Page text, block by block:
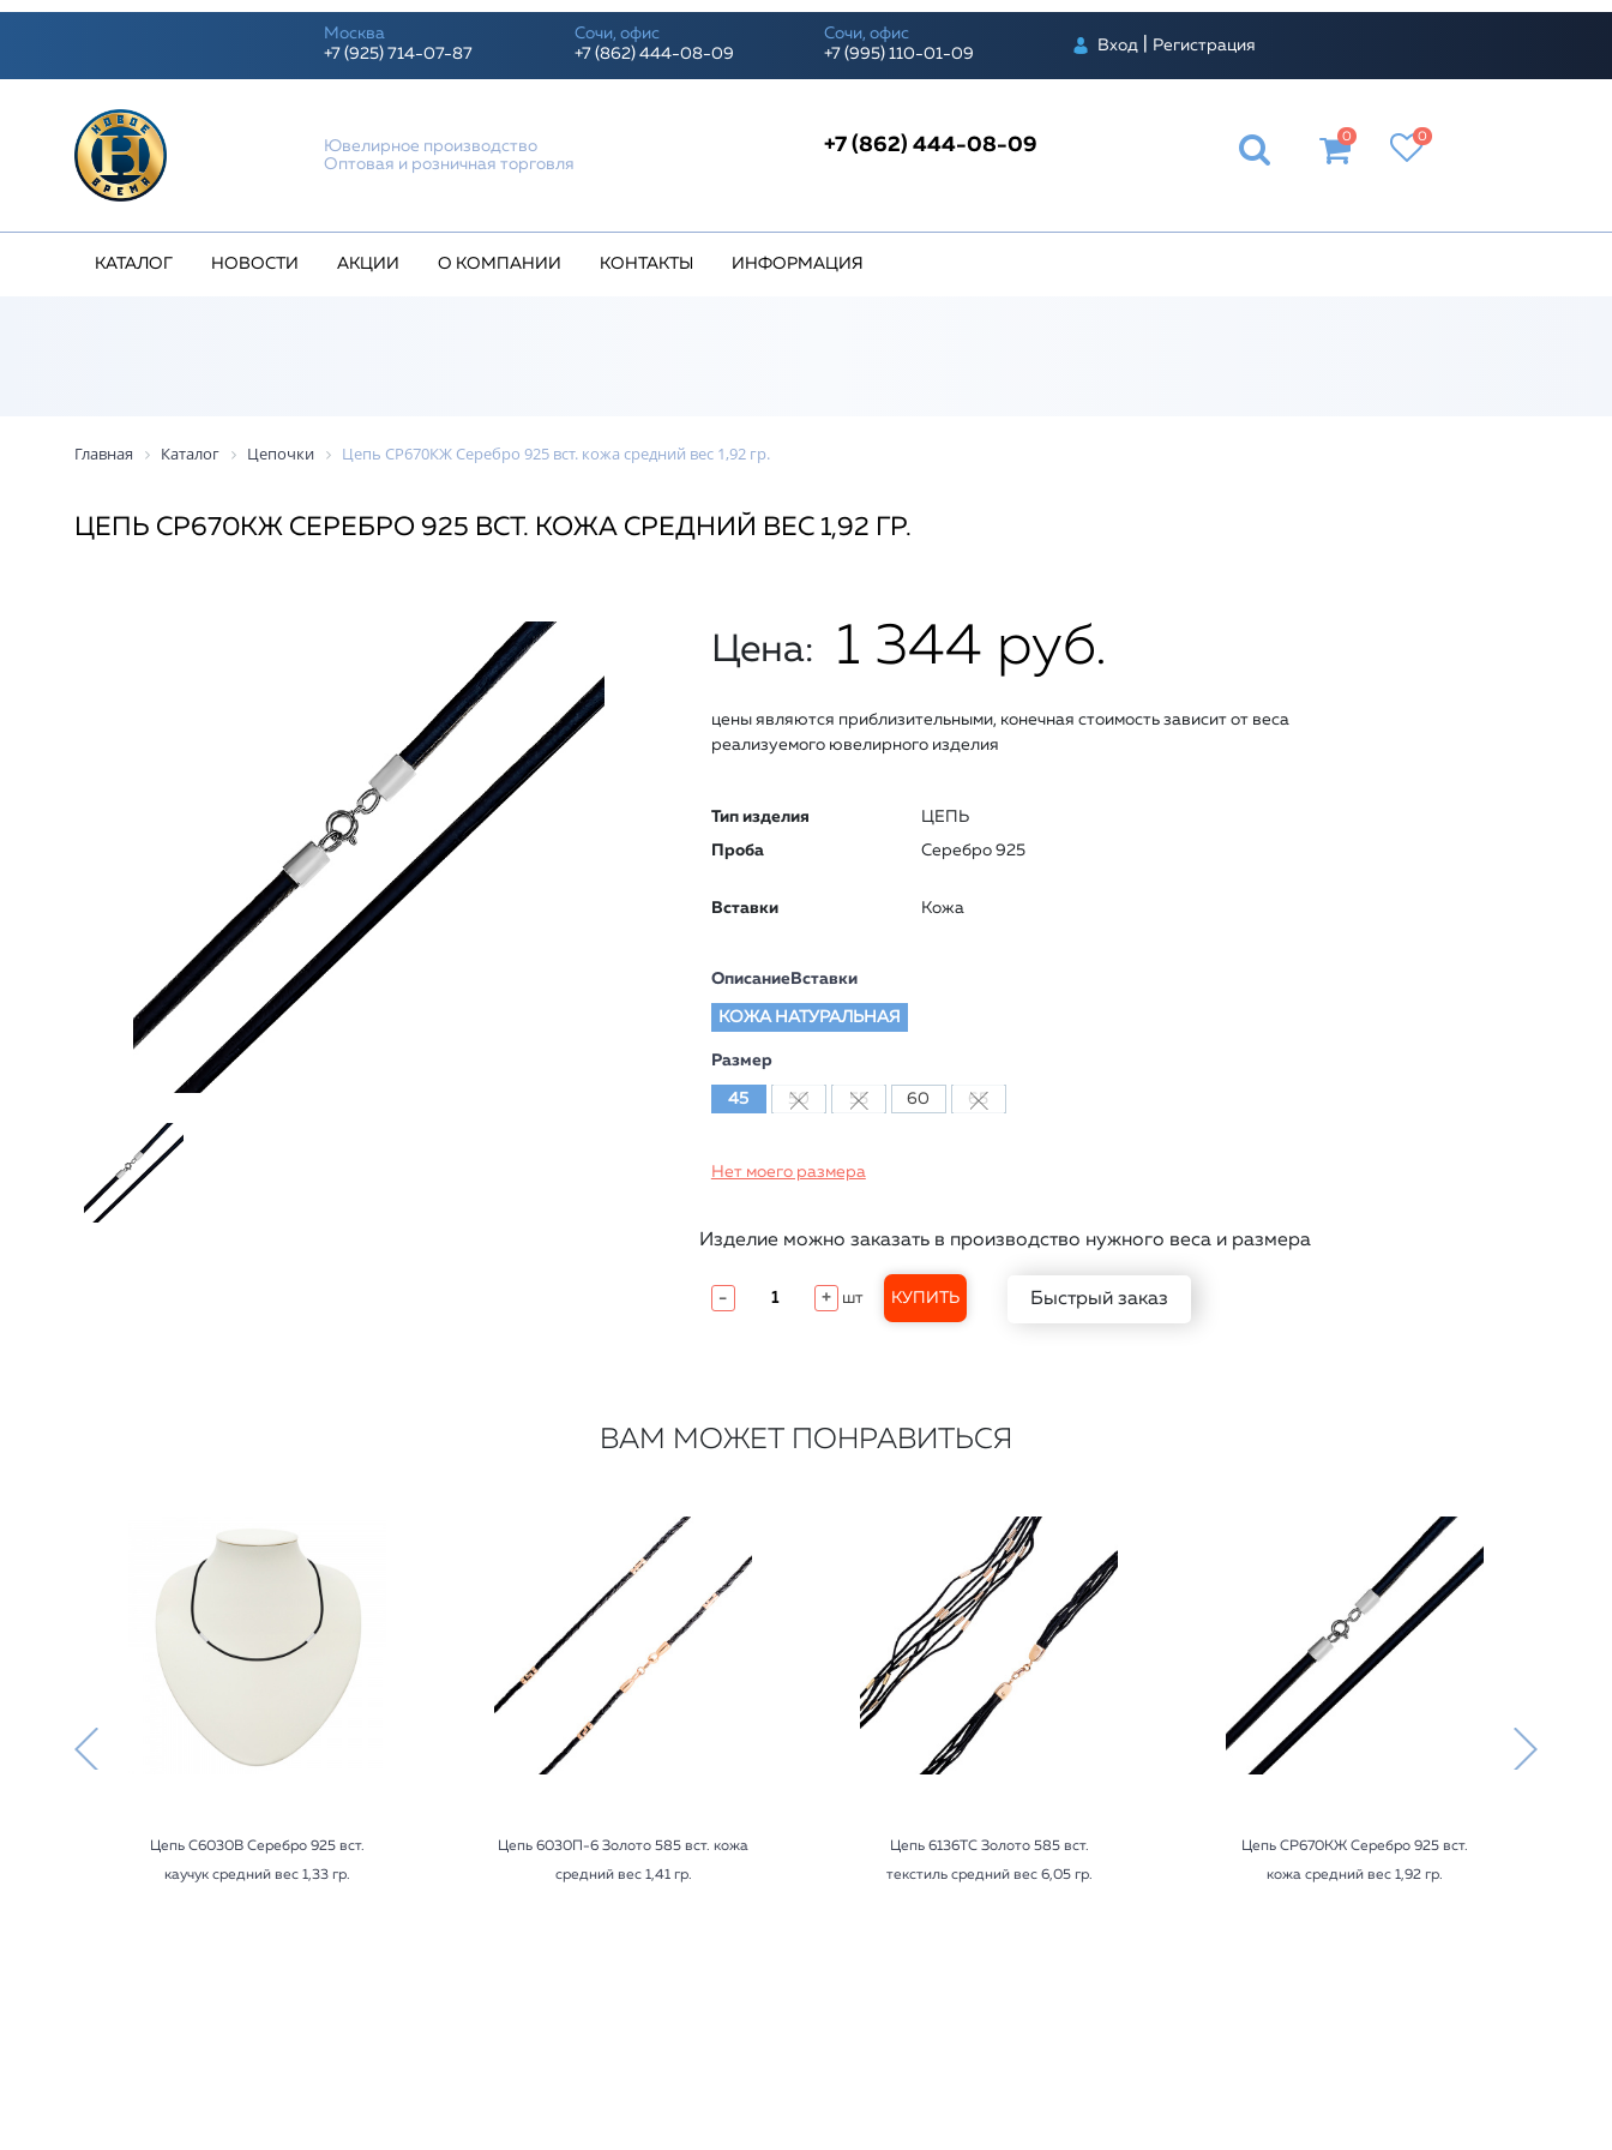
Москва
+7 (925) 714-07-87
Сочи, офис
+7 (862) 444-08-09
Сочи, офис
+7 (995) 110-01-09
Вход Регистрация
Ювелирное производство
Оптовая и розничная торговля
+7 (862) 444-08-09
КАТАЛОГ НОВОСТИ АКЦИИ О КОМПАНИИ КОНТАКТЫ ИНФОРМАЦИЯ
Главная Каталог Цепочки Цепь СР670КЖ Серебро 925 вст. кожа средний вес 1,92 гр.
ЦЕПЬ СР670КЖ СЕРЕБРО 925 ВСТ. КОЖА СРЕДНИЙ ВЕС 1,92 ГР.
Цена: 1 344 руб.
цены являются приблизительными, конечная стоимость зависит от веса
реализуемого ювелирного изделия
Тип изделия
ЦЕПЬ
Проба
Серебро 925
Вставки Кожа
ОписаниеВставки
КОЖА НАТУРАЛЬНАЯ
Размер
45 50 55 60 65
Нет моего размера
Изделие можно заказать в производство нужного веса и размера
- + шт КУПИТЬ Быстрый заказ
ВАМ МОЖЕТ ПОНРАВИТЬСЯ
Цепь С6030В Серебро 925 вст.
каучук средний вес 1,33 гр.
Цепь 6030П-6 Золото 585 вст. кожа
средний вес 1,41 гр.
Цепь 6136ТС Золото 585 вст.
текстиль средний вес 6,05 гр.
Цепь СР670КЖ Серебро 925 вст.
кожа средний вес 1,92 гр.